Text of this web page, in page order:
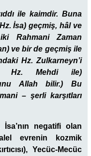
ile kaimdir. Buna
İsa) geçmiş, hâl ve
Rahmani Zaman
ve bir de geçmiş ile
Hz. Zulkarneyn’i
Hz. Mehdi ile)
Allah bilir.) Bu
– şerli karşıtları
negatifi olan
evrenin kozmik
Yecüc-Mecüc